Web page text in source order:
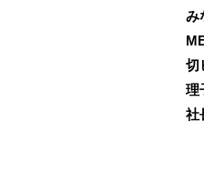
み
切
理
社